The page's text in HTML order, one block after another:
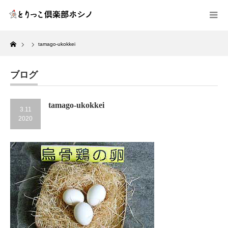
Home
tamago-ukokkei
ブログ
3.11
2020
tamago-ukokkei